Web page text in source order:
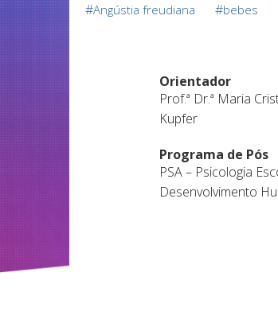
#Angústia freudiana #bebes
Orientador
Prof.ª Dr.ª Maria
Kupfer
Programa de Pós
PSA – Psicologia
Desenvolvimento